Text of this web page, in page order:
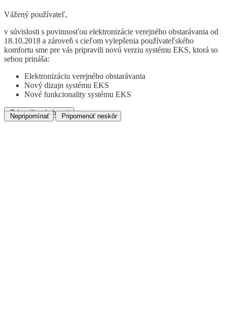
Vážený používateľ,
v súvislosti s povinnosťou elektronizácie verejného obstarávania od
18.10.2018 a zároveň s cieľom vylepšenia používateľského
komfortu sme pre vás pripravili novú verziu systému EKS, ktorá so
sebou prináša:
Elektronizáciu verejného obstarávania
Nový dizajn systému EKS
Nové funkcionality systému EKS
Zobraziť podrobnosti
Nepripomínať Pripomenúť neskôr